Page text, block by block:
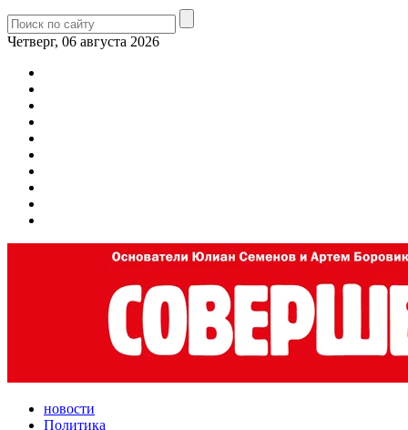
Четверг, 06 августа 2026
новости
Политика